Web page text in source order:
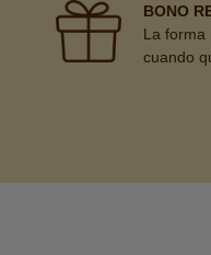
BONO
La forma
cuando